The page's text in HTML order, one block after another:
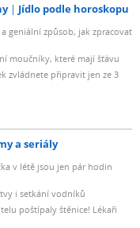
Jídlo podle horoskopu
geniální způsob, jak zpracovat
moučníky, které mají šťávu
zvládnete připravit jen ze 3
a seriály
v létě jsou jen pár hodin
i setkání vodníků
poštípaly štěnice! Lékaři